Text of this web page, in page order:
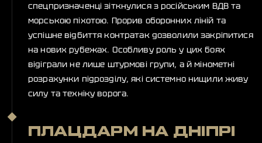
спецпризначенці зіткнулися з російським ВДВ та
морською піхотою. Прорив оборонних ліній та
успішне відбиття контратак дозволили закріпитися
на нових рубежах. Особливу роль у цих боях
відіграли не лише штурмові групи, а й мінометні
розрахунки підрозділу, які системно нищили живу
силу та техніку ворога.
ПЛАЦДАРМ НА ДНІПРІ